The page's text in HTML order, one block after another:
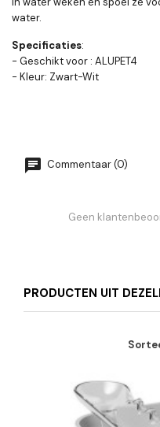
water.
Specificaties:
- Geschikt voor : ALUPET4
- Kleur: Zwart-Wit
Commentaar (0)
Geen
PRODUCTEN UIT